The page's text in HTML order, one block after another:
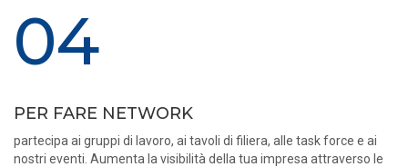
04
PER FARE NETWORK
partecipa ai gruppi di lavoro, ai tavoli di filiera, alle task force e ai
nostri eventi. Aumenta la visibilità della tua impresa attraverso le